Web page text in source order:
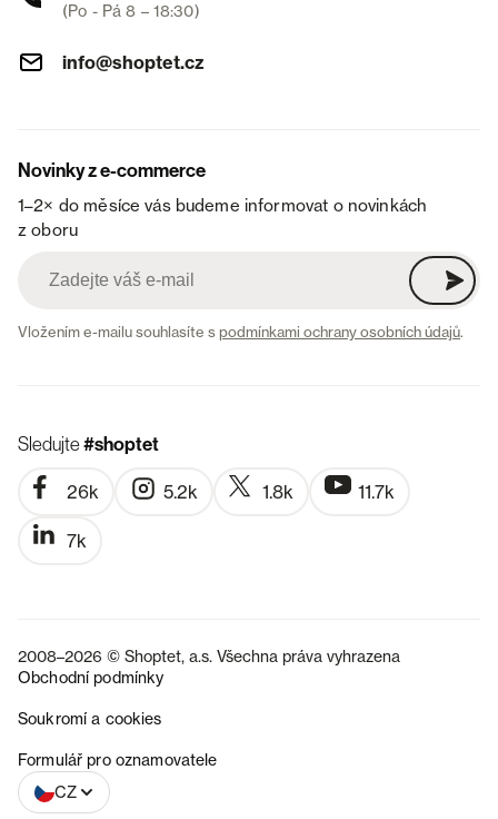
(Po - Pá 8 – 18:30)
info@shoptet.cz
Novinky z e-commerce
1–2× do měsíce vás budeme informovat o novinkách
z oboru
Vložením e-mailu souhlasíte spodmínkami ochrany osobních údajů.
Sledujte#shoptet
26k 5.2k 1.8k 11.7k
7k
2008–2026 © Shoptet, a.s. Všechna práva vyhrazena
Obchodní podmínky
Soukromí a cookies
Formulář pro oznamovatele
CZ